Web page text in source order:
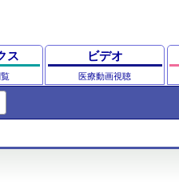
ス ビデオ
医療動画視聴